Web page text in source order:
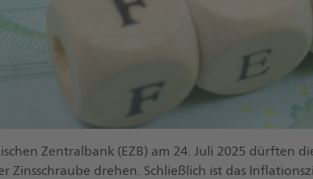
Zentralbank (EZB) am 24. Juli 2025 dürften
Zinsschraube drehen. Schließlich ist das